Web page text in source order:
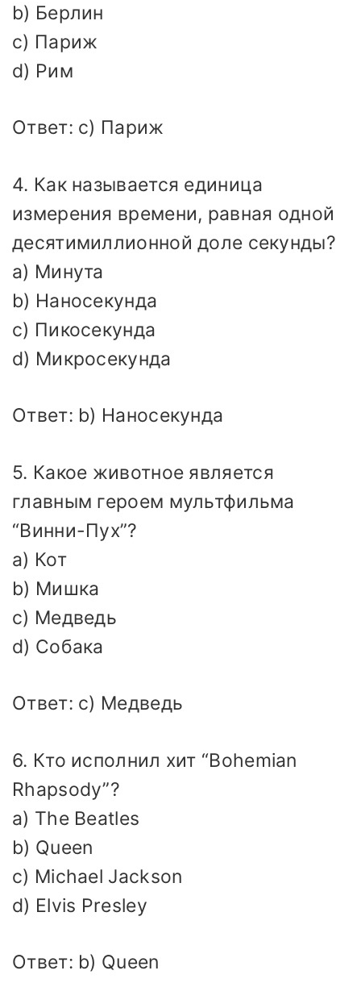
b) Берлин
c) Париж
d) Рим
Ответ: c) Париж
4. Как называется единица
измерения времени, равная одной
десятимиллионной доле секунды?
a) Минута
b) Наносекунда
c) Пикосекунда
d) Микросекунда
Ответ: b) Наносекунда
5. Какое животное является
главным героем мультфильма
“Винни-Пух”?
a) Кот
b) Мишка
c) Медведь
d) Собака
Ответ: c) Медведь
6. Кто исполнил хит “Bohemian
Rhapsody”?
a) The Beatles
b) Queen
c) Michael Jackson
d) Elvis Presley
Ответ: b) Queen